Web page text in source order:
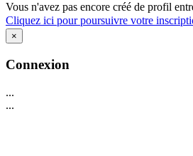
Vous n'avez pas encore créé de profil
Cliquez ici pour poursuivre votre
×
Connexion
...
...